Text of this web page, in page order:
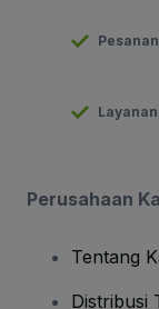
Perusahaan
Tentang
Distribusi